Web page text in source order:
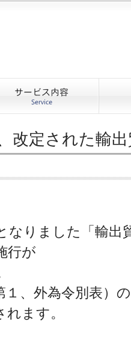
改定された輸
なりました「輸出
行が
１、外為令別表）
ます。